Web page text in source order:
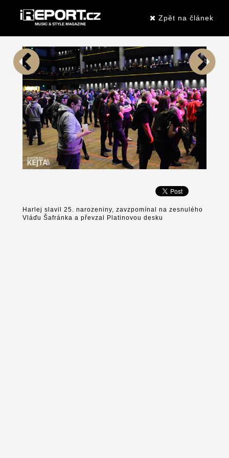
Zpět na článek
Harlej slavil 25. narozeniny, zavzpomínal na zesnulého
Vláďu Šafránka a převzal Platinovou desku